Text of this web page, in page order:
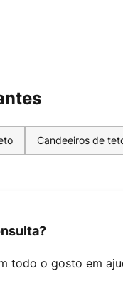
Candeeiros de
todo o gosto em